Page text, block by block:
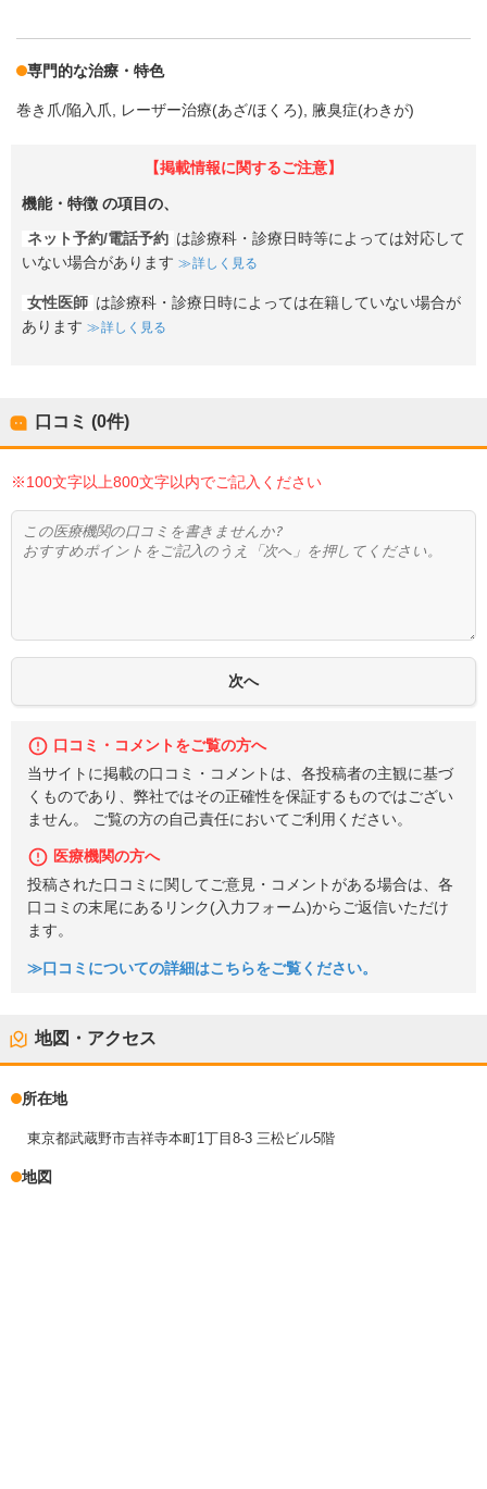
専門的な治療・特色
巻き爪/陥入爪 レーザー治療(あざ/ほくろ) 腋臭症(わきが)
【掲載情報に関するご注意】
機能・特徴 の項目の、
ネット予約/電話予約 は診療科・診療日時等によっては対応して
いない場合があります
詳しく見る
女性医師 は診療科・診療日時によっては在籍していない場合が
あります
詳しく見る
口コミ (0件)
※100文字以上800文字以内でご記入ください
口コミ・コメントをご覧の方へ
当サイトに掲載の口コミ・コメントは、各投稿者の主観に基づ
くものであり、弊社ではその正確性を保証するものではござい
ません。 ご覧の方の自己責任においてご利用ください。
医療機関の方へ
投稿された口コミに関してご意見・コメントがある場合は、各
口コミの末尾にあるリンク(入力フォーム)からご返信いただけ
ます。
≫口コミについての詳細はこちらをご覧ください。
地図・アクセス
所在地
東京都武蔵野市吉祥寺本町1丁目8-3 三松ビル5階
地図